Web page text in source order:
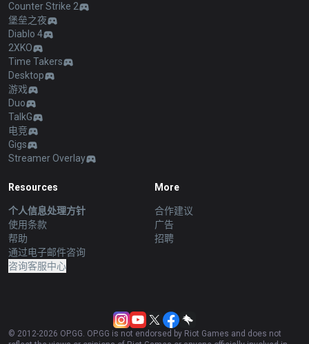
Counter Strike 2
堡垒之夜
Diablo 4
2XKO
Time Takers
Desktop
游戏
Duo
TalkG
电竞
Gigs
Streamer Overlay
Resources
个人信息处理方针
使用条款
帮助
通过电子邮件咨询
咨询客服中心
More
合作建议
广告
招聘
© 2012-2026 OP.GG. OP.GG is not endorsed by Riot Games and does not